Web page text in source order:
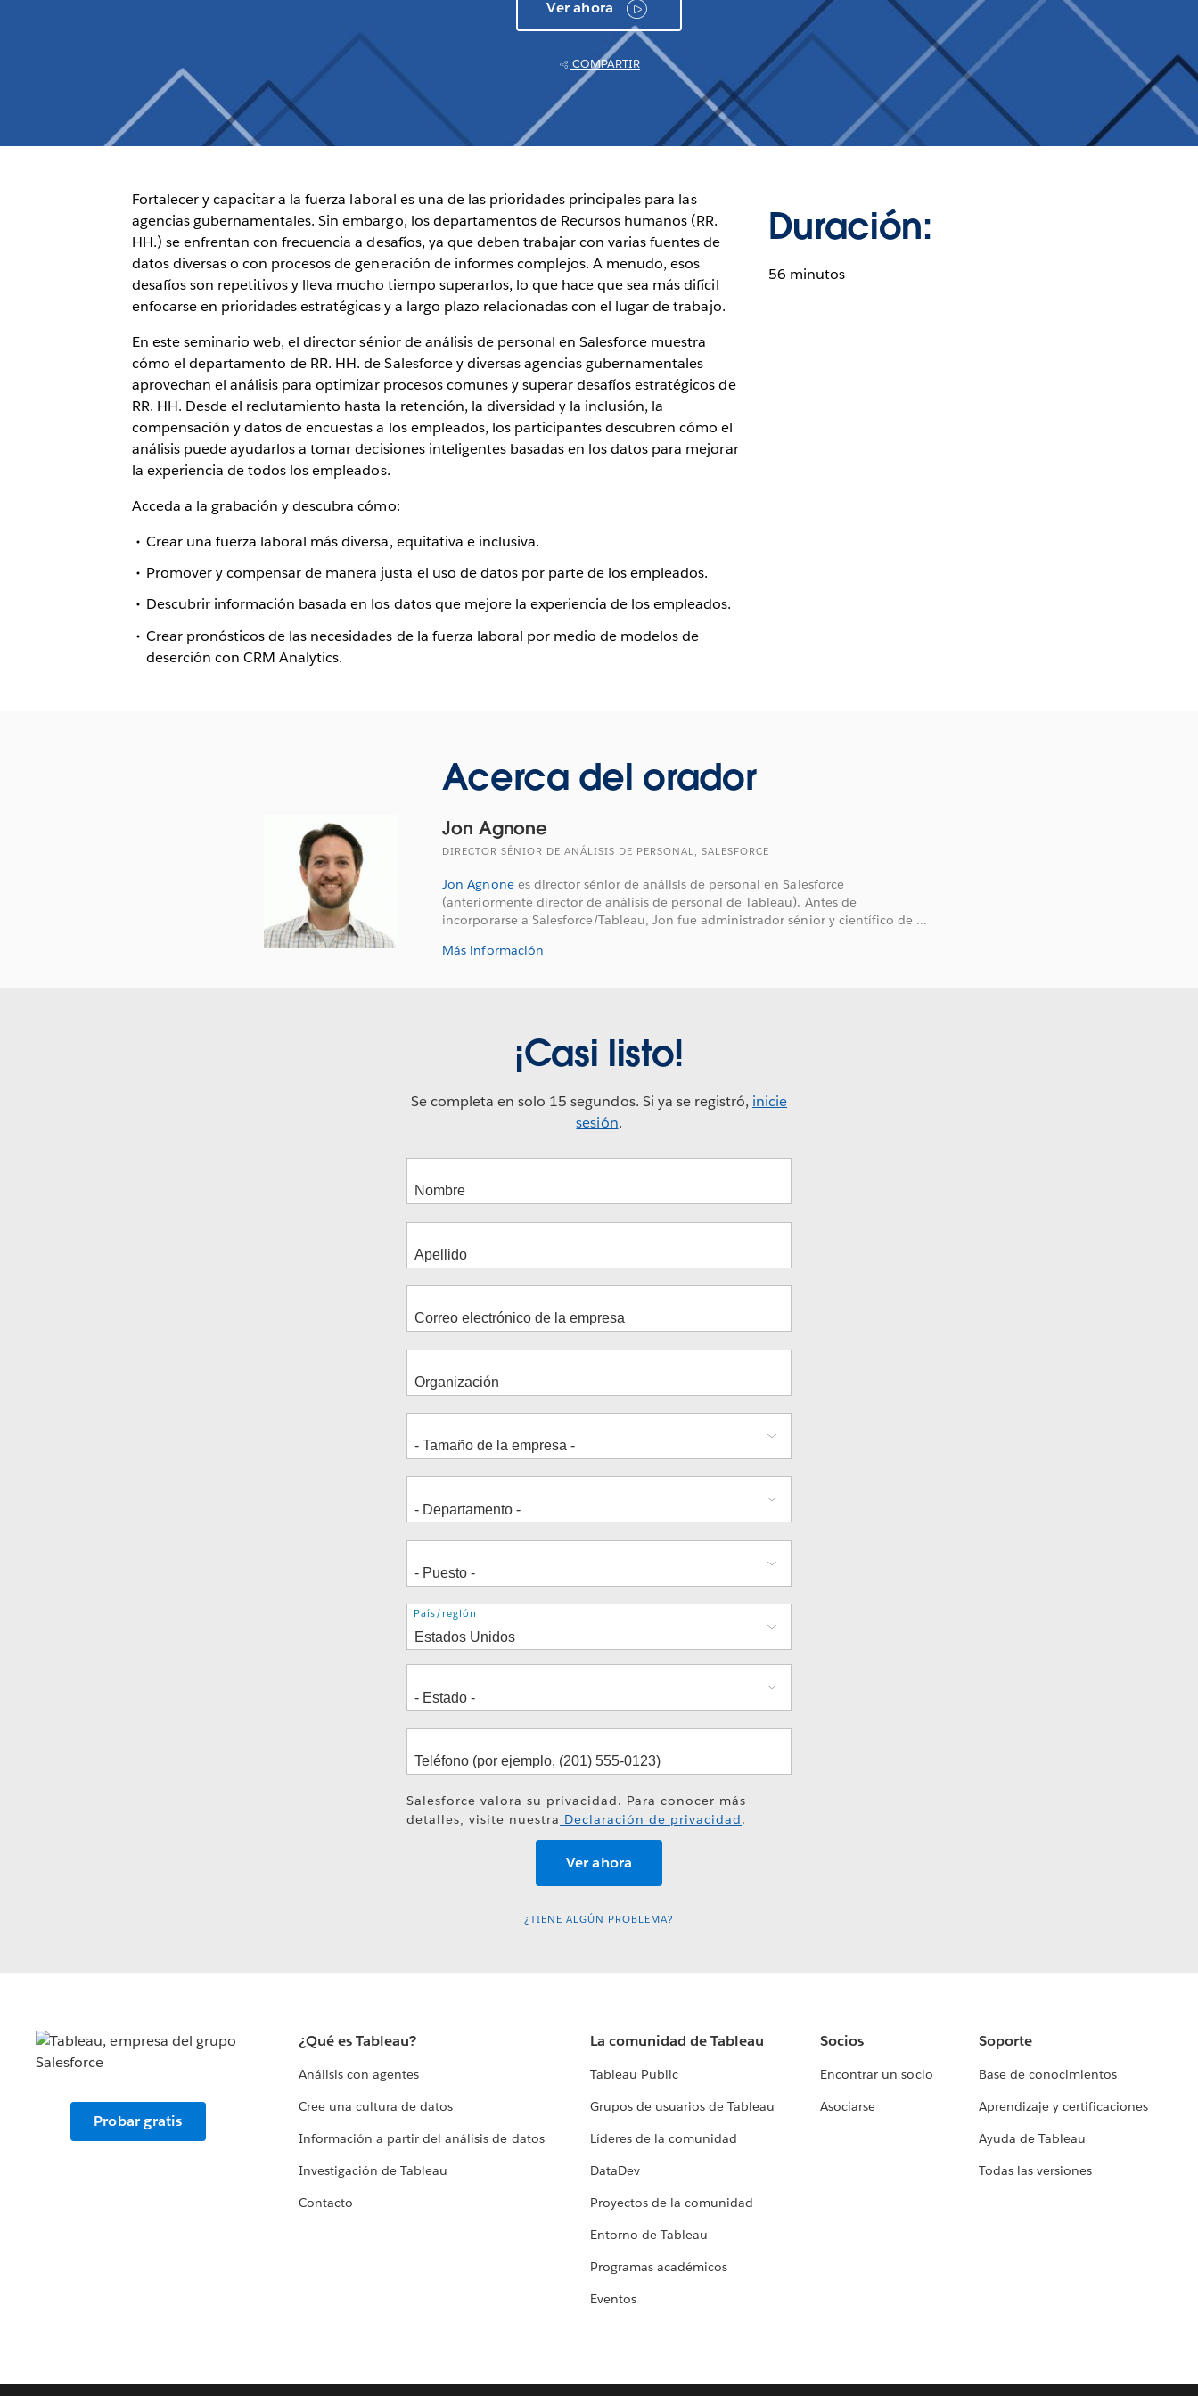
Ver ahora
COMPARTIR
Fortalecer y capacitar a la fuerza laboral es una de las prioridades principales para las
agencias gubernamentales. Sin embargo, los departamentos de Recursos humanos (RR.
HH.) se enfrentan con frecuencia a desafíos, ya que deben trabajar con varias fuentes de
datos diversas o con procesos de generación de informes complejos. A menudo, esos
desafíos son repetitivos y lleva mucho tiempo superarlos, lo que hace que sea más difícil
enfocarse en prioridades estratégicas y a largo plazo relacionadas con el lugar de trabajo.
En este seminario web, el director sénior de análisis de personal en Salesforce muestra
cómo el departamento de RR. HH. de Salesforce y diversas agencias gubernamentales
aprovechan el análisis para optimizar procesos comunes y superar desafíos estratégicos de
RR. HH. Desde el reclutamiento hasta la retención, la diversidad y la inclusión, la
compensación y datos de encuestas a los empleados, los participantes descubren cómo el
análisis puede ayudarlos a tomar decisiones inteligentes basadas en los datos para mejorar
la experiencia de todos los empleados.
Acceda a la grabación y descubra cómo:
Crear una fuerza laboral más diversa, equitativa e inclusiva.
Promover y compensar de manera justa el uso de datos por parte de los empleados.
Descubrir información basada en los datos que mejore la experiencia de los empleados.
Crear pronósticos de las necesidades de la fuerza laboral por medio de modelos de
deserción con CRM Analytics.
Duración:
56 minutos
Acerca del orador
Jon Agnone
DIRECTOR SÉNIOR DE ANÁLISIS DE PERSONAL, SALESFORCE
Jon Agnonees director sénior de análisis de personal en Salesforce
(anteriormente director de análisis de personal de Tableau). Antes de
incorporarse a Salesforce/Tableau, Jon fue administrador sénior y científico de ...
Más información
¡Casi listo!
Se completa en solo 15 segundos. Si ya se registró, inicie
sesión.
Dirección
País/región
Salesforce valora su privacidad. Para conocer más
detalles, visite nuestra Declaración de privacidad.
¿TIENE ALGÚN PROBLEMA?
Probar gratis
¿Qué es Tableau?
Análisis con agentes
Cree una cultura de datos
Información a partir del análisis de datos
Investigación de Tableau
Contacto
La comunidad de Tableau
Tableau Public
Grupos de usuarios de Tableau
Líderes de la comunidad
DataDev
Proyectos de la comunidad
Entorno de Tableau
Programas académicos
Eventos
Socios
Encontrar un socio
Asociarse
Soporte
Base de conocimientos
Aprendizaje y certificaciones
Ayuda de Tableau
Todas las versiones